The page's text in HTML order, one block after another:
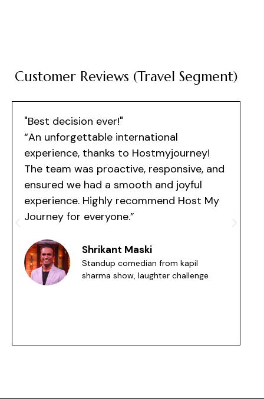
Customer Reviews (Travel Segment)
"Best decision ever!"
“An unforgettable international
experience, thanks to Hostmyjourney!
The team was proactive, responsive, and
ensured we had a smooth and joyful
experience. Highly recommend Host My
Journey for everyone.”
Shrikant Maski
Standup comedian from kapil
sharma show, laughter challenge